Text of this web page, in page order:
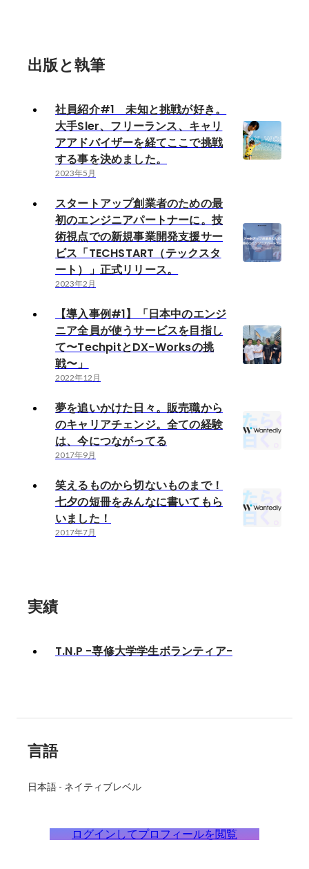
出版と執筆
社員紹介#1 未知と挑戦が好き。
大手Sler、フリーランス、キャリ
アアドバイザーを経てここで挑戦
する事を決めました。
2023年5月
スタートアップ創業者のための最
初のエンジニアパートナーに。技
術視点での新規事業開発支援サー
ビス「TECHSTART（テックスタ
ート）」正式リリース。
2023年2月
【導入事例#1】「日本中のエンジ
ニア全員が使うサービスを目指し
て〜TechpitとDX-Worksの挑
戦〜」
2022年12月
夢を追いかけた日々。販売職から
のキャリアチェンジ。全ての経験
は、今につながってる
2017年9月
笑えるものから切ないものまで！
七夕の短冊をみんなに書いてもら
いました！
2017年7月
実績
T.N.P -専修大学学生ボランティア-
言語
日本語 - ネイティブレベル
ログインしてプロフィールを閲覧